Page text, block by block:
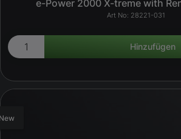
e-Power 2000 X-treme with
28221-031